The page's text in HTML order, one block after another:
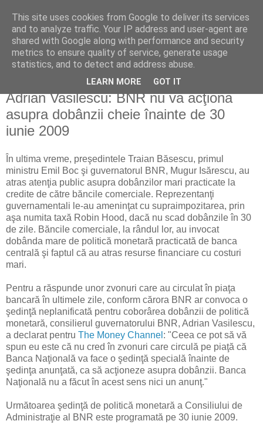
Reflecţii economice
blog de reflecţii, informaţii şi opinii economice
miercuri, 10 iunie 2009
Adrian Vasilescu: BNR nu va acţiona
asupra dobânzii cheie înainte de 30
iunie 2009
În ultima vreme, preşedintele Traian Băsescu, primul
ministru Emil Boc şi guvernatorul BNR, Mugur Isărescu, au
atras atenţia public asupra dobânzilor mari practicate la
credite de către băncile comerciale. Reprezentanţi
guvernamentali le-au ameninţat cu supraimpozitarea, prin
aşa numita taxă Robin Hood, dacă nu scad dobânzile în 30
de zile. Băncile comerciale, la rândul lor, au invocat
dobânda mare de politică monetară practicată de banca
centrală şi faptul că au atras resurse financiare cu costuri
mari.
Pentru a răspunde unor zvonuri care au circulat în piaţa
bancară în ultimele zile, conform cărora BNR ar convoca o
şedinţă neplanificată pentru coborârea dobânzii de politică
monetară, consilierul guvernatorului BNR, Adrian Vasilescu,
a declarat pentru The Money Channel : "Ceea ce pot să vă
spun eu este că nu cred în zvonuri care circulă pe piaţă că
Banca Naţională va face o şedinţă specială înainte de
şedinţa anunţată, ca să acţioneze asupra dobânzii. Banca
Naţională nu a făcut în acest sens nici un anunţ."
Următoarea şedinţă de politică monetară a Consiliului de
Administraţie al BNR este programată pe 30 iunie 2009.
This site uses cookies from Google to deliver its services
and to analyze traffic. Your IP address and user-agent are
shared with Google along with performance and security
metrics to ensure quality of service, generate usage
statistics, and to detect and address abuse.
LEARN MORE GOT IT